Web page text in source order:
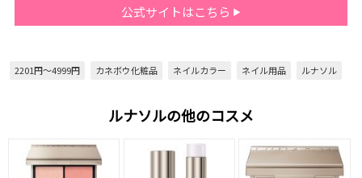
公式サイトはこちら
2201円～4999円 カネボウ化粧品 ネイルカラー ネイル用品 ルナソル
ルナソルの他のコスメ